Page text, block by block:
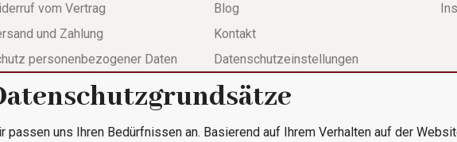
vom Vertrag
und Zahlung
personenbezogener Daten
Bestellung
Blog
Kontakt
Datenschutzeinstellungen
passen uns Ihren Bedürfnissen an. Basierend auf Ihrem Verhalten auf der